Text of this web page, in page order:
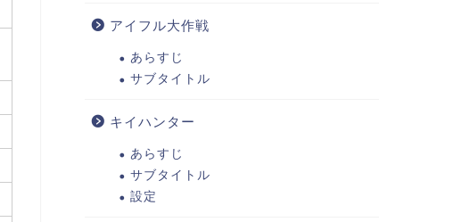
アイフル大作戦
あらすじ
サブタイトル
キイハンター
あらすじ
サブタイトル
設定